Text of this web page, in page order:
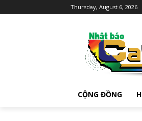
Thursday, August 6, 2026
CỘNG ĐỒNG